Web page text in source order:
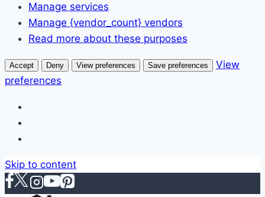
Manage services
Manage {vendor_count} vendors
Read more about these purposes
Accept Deny View preferences Save preferences
View
preferences
Skip to content